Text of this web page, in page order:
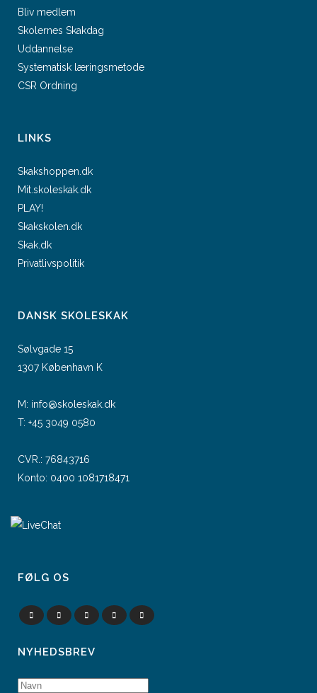
Bliv medlem
Skolernes Skakdag
Uddannelse
Systematisk læringsmetode
CSR Ordning
LINKS
Skakshoppen.dk
Mit.skoleskak.dk
PLAY!
Skakskolen.dk
Skak.dk
Privatlivspolitik
DANSK SKOLESKAK
Sølvgade 15
1307 København K
M: info@skoleskak.dk
T: +45 3049 0580
CVR.: 76843716
Konto: 0400 1081718471
FØLG OS
NYHEDSBREV